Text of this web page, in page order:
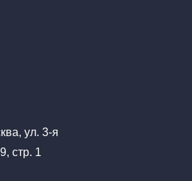
ул. 3-я
стр. 1